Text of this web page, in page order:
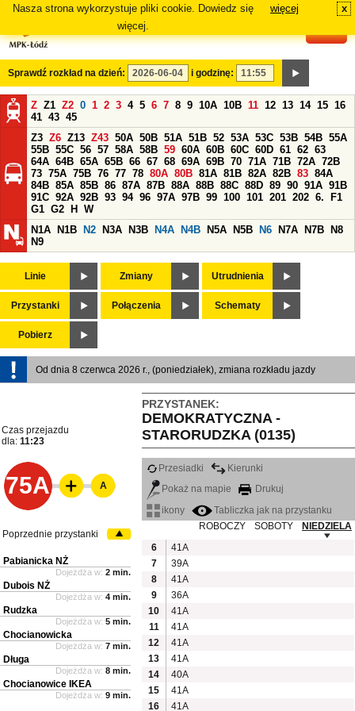
Nasza strona wykorzystuje pliki cookie. Dowiedz się
więcej.
więcej x
Sprawdź rozkład na dzień: i godzinę:
Z Z1 Z2 0 1 2 3 4 5 6 7 8 9 10A 10B 11 12 13 14 15 16
41 43 45
Z3 Z6 Z13 Z43 50A 50B 51A 51B 52 53A 53C 53B 54B 55A
55B 55C 56 57 58A 58B 59 60A 60B 60C 60D 61 62 63
64A 64B 65A 65B 66 67 68 69A 69B 70 71A 71B 72A 72B
73 75A 75B 76 77 78 80A 80B 81A 81B 82A 82B 83 84A
84B 85A 85B 86 87A 87B 88A 88B 88C 88D 89 90 91A 91B
91C 92A 92B 93 94 96 97A 97B 99 100 101 201 202 6.
F1
G1 G2 H
W
N1A
N1B N2 N3A N3B N4A N4B N5A N5B N6 N7A N7B
N8
N9
Linie Zmiany Utrudnienia
Przystanki Połączenia Schematy
Pobierz
Od dnia 8 czerwca 2026 r., (poniedziałek), zmiana rozkładu jazdy
PRZYSTANEK:
DEMOKRATYCZNA -
STARORUDZKA (0135)
Czas przejazdu
dla: 11:23
75A
Przesiadki
Kierunki
Pokaż na mapie
Drukuj
ikony
Tabliczka jak na przystanku
ROBOCZY
SOBOTY
NIEDZIELA
6
41A
7
39A
8
41A
9
36A
10
41A
11
41A
12
41A
13
41A
14
40A
15
41A
16
41A
A
Poprzednie przystanki
Pabianicka NŻ
Dojeżdża w: 2 min.
Dubois NŻ
Dojeżdża w: 4 min.
Rudzka
Dojeżdża w: 5 min.
Chocianowicka
Dojeżdża w: 7 min.
Długa
Dojeżdża w: 8 min.
Chocianowice IKEA
Dojeżdża w: 9 min.